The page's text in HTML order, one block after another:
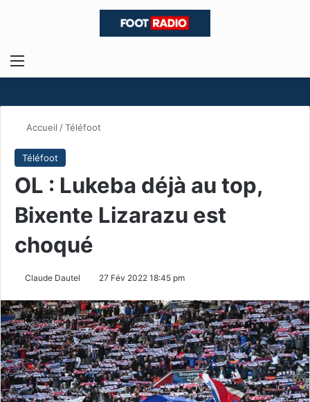
Menu
Accueil /Téléfoot
Téléfoot
OL : Lukeba déjà au top,
Bixente Lizarazu est
choqué
Claude Dautel 27 Fév 2022 18:45 pm